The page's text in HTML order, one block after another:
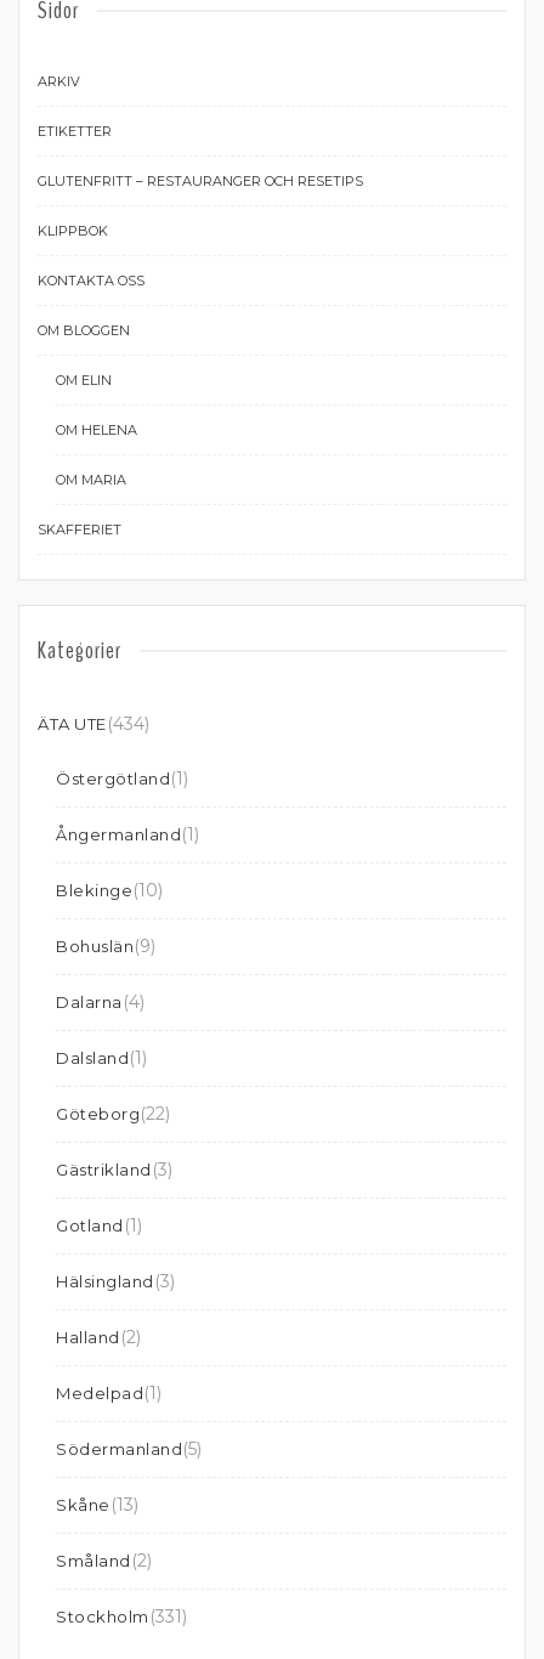
Sidor
ARKIV
ETIKETTER
GLUTENFRITT – RESTAURANGER OCH RESETIPS
KLIPPBOK
KONTAKTA OSS
OM BLOGGEN
OM ELIN
OM HELENA
OM MARIA
SKAFFERIET
Kategorier
ÄTA UTE(434)
Östergötland(1)
Ångermanland(1)
Blekinge(10)
Bohuslän(9)
Dalarna (4)
Dalsland(1)
Göteborg(22)
Gästrikland (3)
Gotland (1)
Hälsingland (3)
Halland (2)
Medelpad(1)
Södermanland(5)
Skåne (13)
Småland (2)
Stockholm (331)